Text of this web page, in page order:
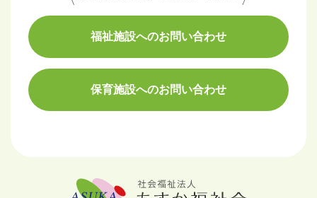
福祉施設へのお問い合わせ
保育施設へのお問い合わせ